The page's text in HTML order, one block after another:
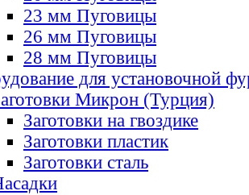
23 мм Пуговицы
26 мм Пуговицы
28 мм Пуговицы
для установочной
Микрон (Турция)
Заготовки на гвоздике
Заготовки пластик
Заготовки сталь